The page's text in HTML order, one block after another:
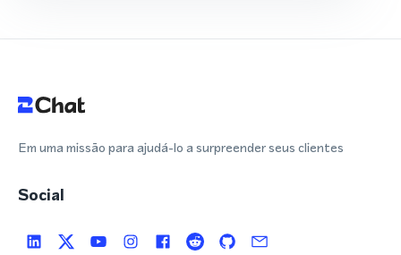
Em uma missão para ajudá-lo a surpreender seus clientes
Social